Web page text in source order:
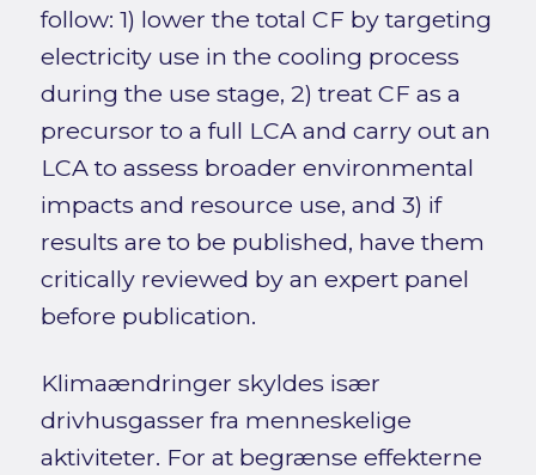
follow: 1) lower the total CF by targeting
electricity use in the cooling process
during the use stage, 2) treat CF as a
precursor to a full LCA and carry out an
LCA to assess broader environmental
impacts and resource use, and 3) if
results are to be published, have them
critically reviewed by an expert panel
before publication.
Klimaændringer skyldes især
drivhusgasser fra menneskelige
aktiviteter. For at begrænse effekterne